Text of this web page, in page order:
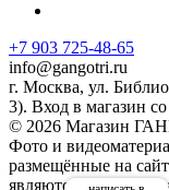
+7 903 725-48-65
info@gangotri.ru
г. Москва, ул.
3). Вход в магазин
© 2026 Магазин
Фото и
размещённые на
являются